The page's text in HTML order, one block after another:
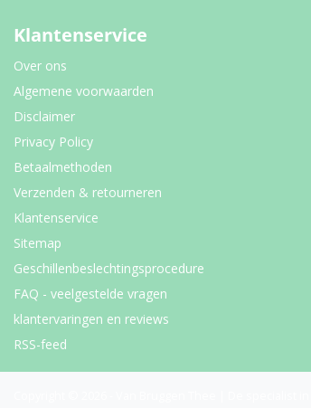
Klantenservice
Over ons
Algemene voorwaarden
Disclaimer
Privacy Policy
Betaalmethoden
Verzenden & retourneren
Klantenservice
Sitemap
Geschillenbeslechtingsprocedure
FAQ - veelgestelde vragen
klantervaringen en reviews
RSS-feed